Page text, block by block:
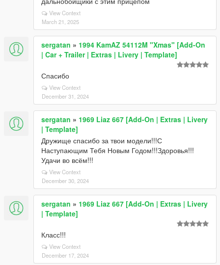
View Context
March 21, 2025
sergatan » 1994 KamAZ 54112M "Xmas" [Add-On
| Car + Trailer | Extras | Livery | Template]
Спасибо
View Context
December 31, 2024
sergatan » 1969 Liaz 667 [Add-On | Extras | Livery
| Template]
Дружище спасибо за твои модели!!!С
Наступающим Тебя Новым Годом!!!Здоровья!!!
Удачи во всём!!!
View Context
December 30, 2024
sergatan » 1969 Liaz 667 [Add-On | Extras | Livery
| Template]
Класс!!!
View Context
December 17, 2024